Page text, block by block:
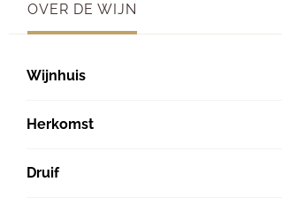
OVER DE WIJN
Wijnhuis
Herkomst
Druif